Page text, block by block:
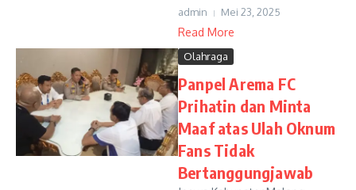
admin Mei 23, 2025
Read More
Olahraga
Panpel Arema FC
Prihatin dan Minta
Maaf atas Ulah Oknum
Fans Tidak
Bertanggungjawab